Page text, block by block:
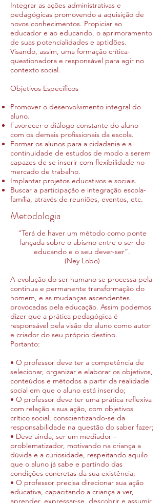
Integrar as ações administrativas e
pedagógicas promovendo a aquisição de
novos conhecimentos. Propiciar ao
educador e ao educando, o aprimoramento
de suas potencialidades e aptidões.
Visando, assim, uma formação crítica-
questionadora e responsável para agir no
contexto social.
Objetivos Específicos
Promover o desenvolvimento integral do
aluno.
Favorecer o diálogo constante do aluno
com os demais profissionais da escola.
Formar os alunos para a cidadania e a
continuidade de estudos de modo a serem
capazes de se inserir com flexibilidade no
mercado de trabalho.
Implantar projetos educativos e sociais.
Buscar a participação e integração escola-
família, através de reuniões, eventos, etc.
Metodologia
“Terá de haver um método como ponte
lançada sobre o abismo entre o ser do
educando e o seu dever-ser”.
(Ney Lobo)
A evolução do ser humano se processa pela
continua e permanente transformação do
homem, e as mudanças ascendentes
provocadas pela educação. Assim podemos
dizer que a prática pedagógica é
responsável pela visão do aluno como autor
e criador do seu próprio destino.
Portanto:
• O professor deve ter a competência de
selecionar, organizar e elaborar os objetivos,
conteúdos e métodos a partir da realidade
social em que o aluno está inserido;
• O professor deve ter uma prática reflexiva
com relação a sua ação, com objetivos
crítico social, conscientizando-se da
responsabilidade na questão do saber fazer;
• Deve ainda, ser um mediador –
problematizador, motivando na criança a
dúvida e a curiosidade, respeitando aquilo
que o aluno já sabe e partindo das
condições concretas da sua existência;
• O professor precisa direcionar sua ação
educativa, capacitando a criança a ver,
aprender, expressar-se, descobrir e assumir